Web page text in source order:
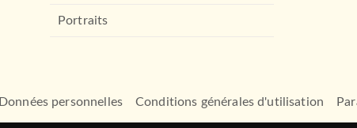
Portraits
Données personnelles Conditions générales d'utilisation